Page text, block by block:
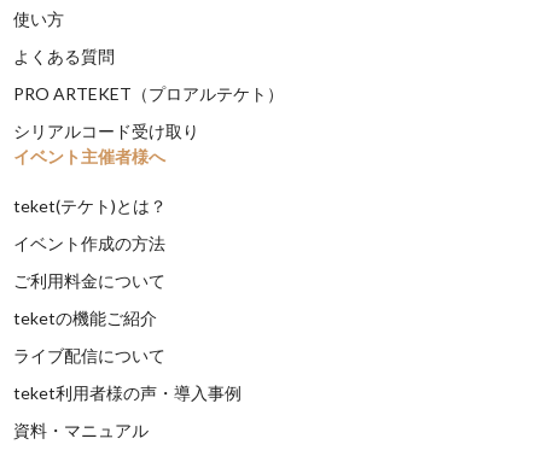
使い方
よくある質問
PRO ARTEKET（プロアルテケト）
シリアルコード受け取り
イベント主催者様へ
teket(テケト)とは？
イベント作成の方法
ご利用料金について
teketの機能ご紹介
ライブ配信について
teket利用者様の声・導入事例
資料・マニュアル